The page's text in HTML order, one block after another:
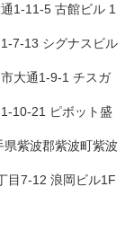
1-11-5 古館ビル 1
7-13 シグナスビル
大通1-9-1 チスガ
10-21 ピボット盛
県紫波郡紫波町紫波
目7-12 浪岡ビル1F